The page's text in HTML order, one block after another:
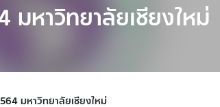
หาวิทยาลัยเชียงใหม่
มหาวิทยาลัยเชียงใหม่